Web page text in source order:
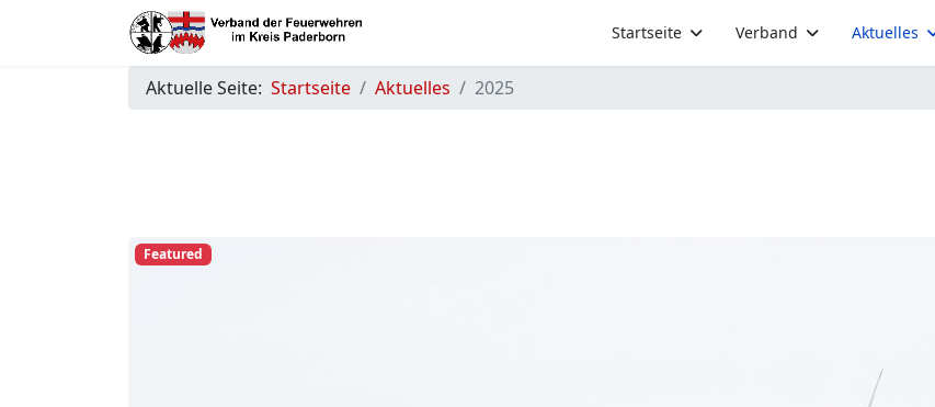
Startseite Verband Aktuelles
Aktuelle Seite: Startseite Aktuelles 2025
Featured
27. November. Altenbeken Buke.